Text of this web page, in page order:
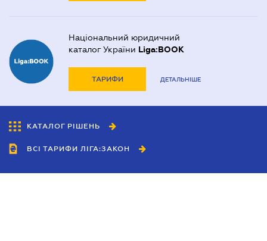
Національний юридичний
каталог України Liga:BOOK
ТАРИФИ ДЕТАЛЬНІШЕ
КАТАЛОГ РІШЕНЬ
ВСІ ТАРИФИ ЛІГА:ЗАКОН